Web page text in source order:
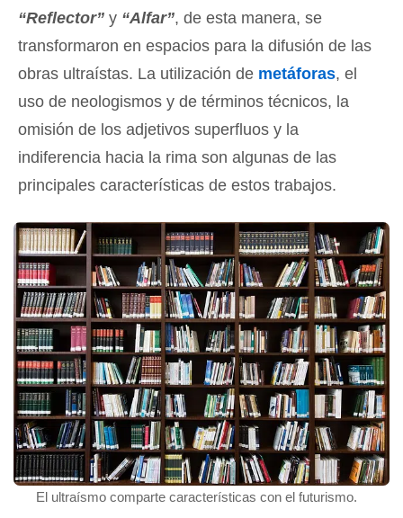
“Reflector” y “Alfar”, de esta manera, se
transformaron en espacios para la difusión de las
obras ultraístas. La utilización de metáforas, el
uso de neologismos y de términos técnicos, la
omisión de los adjetivos superfluos y la
indiferencia hacia la rima son algunas de las
principales características de estos trabajos.
El ultraísmo comparte características con el futurismo.